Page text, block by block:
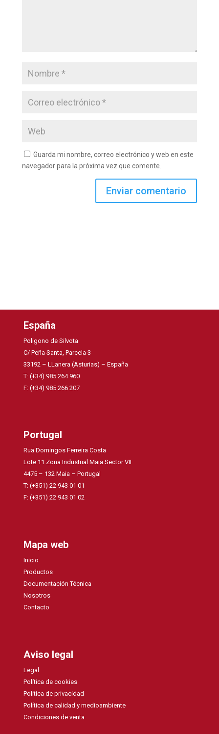
Guarda mi nombre, correo electrónico y web en este
navegador para la próxima vez que comente.
España
Poligono de Silvota
C/ Peña Santa, Parcela 3
33192 – LLanera (Asturias) – España
T: (+34) 985 264 960
F: (+34) 985 266 207
Portugal
Rua Domingos Ferreira Costa
Lote 11 Zona Industrial Maia Sector VII
4475 – 132 Maia – Portugal
T: (+351) 22 943 01 01
F: (+351) 22 943 01 02
Mapa web
Inicio
Productos
Documentación Técnica
Nosotros
Contacto
Aviso legal
Legal
Política de cookies
Política de privacidad
Política de calidad y medioambiente
Condiciones de venta